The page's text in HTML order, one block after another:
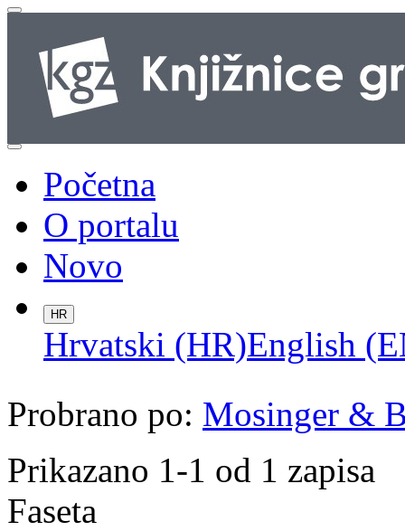
Početna
O portalu
Novo
HR
Hrvatski (HR)English
Probrano po: Mosinger &
Prikazano 1-1 od 1 zapisa
Faseta